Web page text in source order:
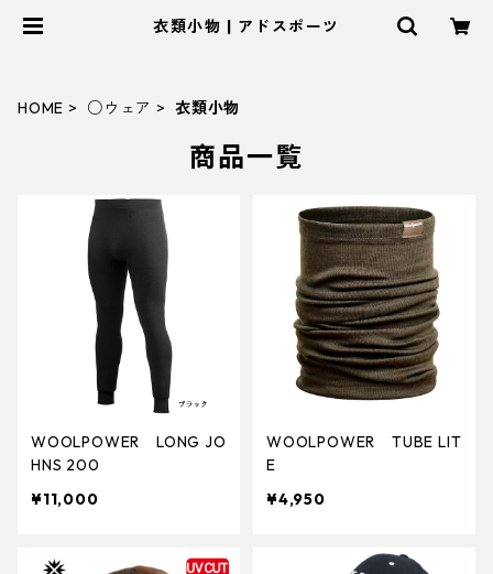
衣類小物 | アドスポーツ
HOME ○ウェア 衣類小物
商品一覧
WOOLPOWER LONG JO
HNS 200
¥11,000
WOOLPOWER TUBE LIT
E
¥4,950